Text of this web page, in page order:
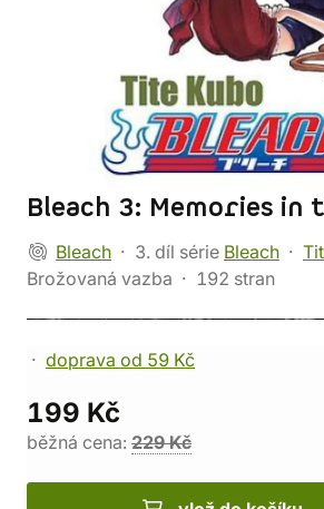
Bleach 3: Memories in
Bleach 3. díl série Bleach
Brožovaná vazba
192 stran
doprava od 59 Kč
199 Kč
běžná cena: 229 Kč